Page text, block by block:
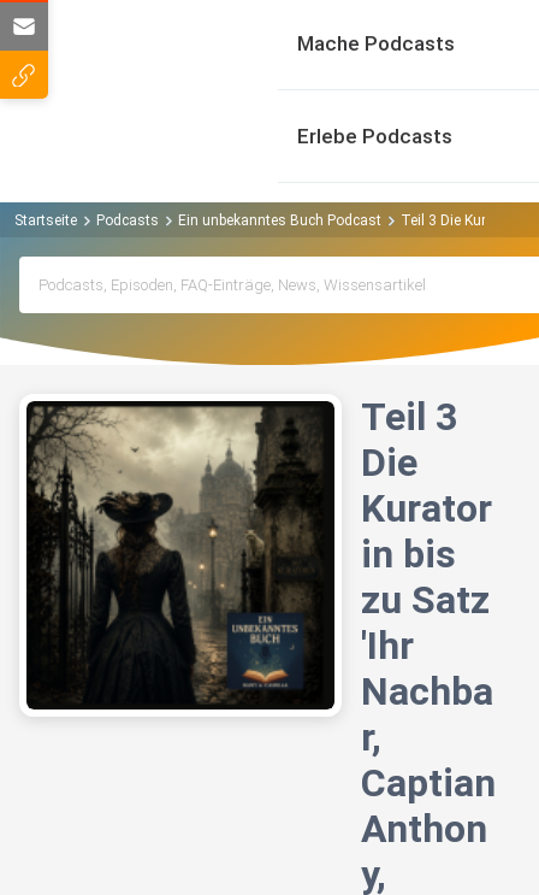
Mache Podcasts
Erlebe Podcasts
Startseite Podcasts Ein unbekanntes Buch Podcast Teil 3 Die Kuratorin
Teil 3
Die
Kurator
in bis
zu Satz
'Ihr
Nachba
r,
Captian
Anthon
y,